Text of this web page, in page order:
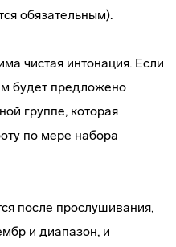
обязательным).
чистая интонация. Если
будет предложено
группе, которая
по мере набора
после прослушивания,
и диапазон, и